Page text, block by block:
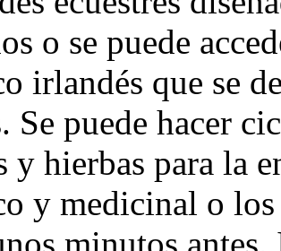
o se puede
irlandés que se
Se puede hacer
y hierbas para la
y medicinal o
minutos